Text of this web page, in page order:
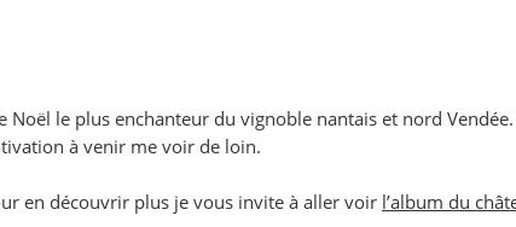
le plus enchanteur du vignoble nantais et nord Vendée.
à venir me voir de loin.
en découvrir plus je vous invite à aller voir l’album du